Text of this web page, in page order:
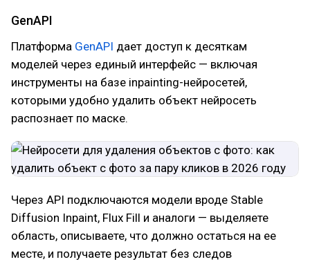
GenAPI
Платформа GenAPI дает доступ к десяткам
моделей через единый интерфейс — включая
инструменты на базе inpainting-нейросетей,
которыми удобно удалить объект нейросеть
распознает по маске.
Через API подключаются модели вроде Stable
Diffusion Inpaint, Flux Fill и аналоги — выделяете
область, описываете, что должно остаться на ее
месте, и получаете результат без следов